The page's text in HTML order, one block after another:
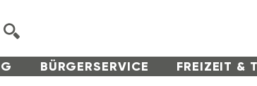
BÜRGER­SERVICE FREI­ZEIT &